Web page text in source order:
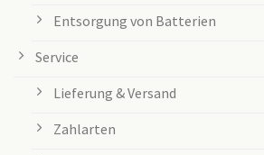
Entsorgung von Batterien
Service
Lieferung & Versand
Zahlarten